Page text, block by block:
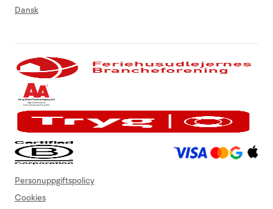
Dansk
Personuppgiftspolicy
Cookies